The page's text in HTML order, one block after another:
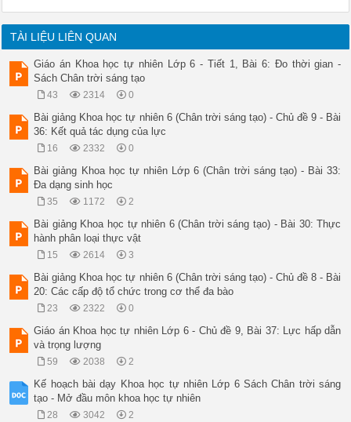
TÀI LIỆU LIÊN QUAN
Giáo án Khoa học tự nhiên Lớp 6 - Tiết 1, Bài 6: Đo thời gian -
Sách Chân trời sáng tạo
43 2314 0
Bài giảng Khoa học tự nhiên 6 (Chân trời sáng tạo) - Chủ đề 9 - Bài
36: Kết quả tác dụng của lực
16 2332 0
Bài giảng Khoa học tự nhiên Lớp 6 (Chân trời sáng tạo) - Bài 33:
Đa dạng sinh học
35 1172 2
Bài giảng Khoa học tự nhiên 6 (Chân trời sáng tạo) - Bài 30: Thực
hành phân loại thực vật
15 2614 3
Bài giảng Khoa học tự nhiên 6 (Chân trời sáng tạo) - Chủ đề 8 - Bài
20: Các cấp độ tổ chức trong cơ thể đa bào
23 2322 0
Giáo án Khoa học tự nhiên Lớp 6 - Chủ đề 9, Bài 37: Lực hấp dẫn
và trọng lượng
59 2038 2
Kế hoạch bài dạy Khoa học tự nhiên Lớp 6 Sách Chân trời sáng
tạo - Mở đầu môn khoa học tự nhiên
28 3042 2